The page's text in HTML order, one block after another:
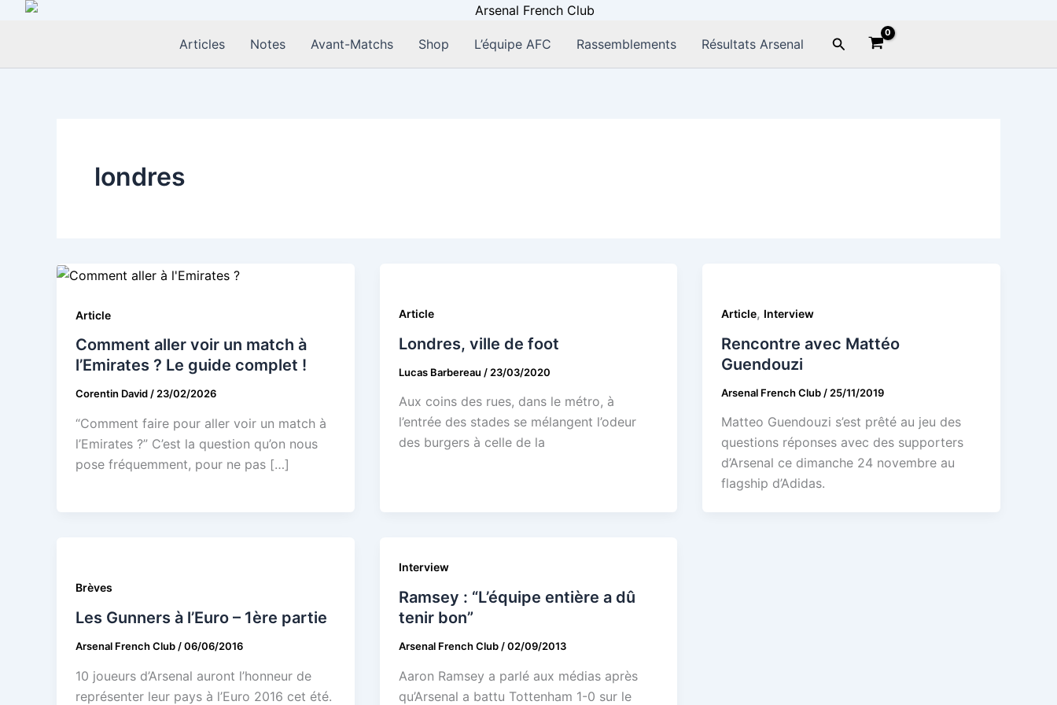
Aller
Articles Notes Avant-Matchs Shop L’équipe AFC Rassemblements Résultats Arsenal Rechercher
londres
Article
Comment aller voir un match à
l’Emirates ? Le guide complet !
Corentin David/23/02/2026
“Comment faire pour aller voir un match à
l’Emirates ?” C’est la question qu’on nous
pose fréquemment, pour ne pas […]
Article
Londres, ville de foot
Lucas Barbereau / 23/03/2020
Aux coins des rues, dans le métro, à
l’entrée des stades se mélangent l’odeur
des burgers à celle de la
Article, Interview
Rencontre avec Mattéo
Guendouzi
Arsenal French Club / 25/11/2019
Matteo Guendouzi s’est prêté au jeu des
questions réponses avec des supporters
d’Arsenal ce dimanche 24 novembre au
flagship d’Adidas.
Brèves
Les Gunners à l’Euro – 1ère partie
Arsenal French Club /06/06/2016
10 joueurs d’Arsenal auront l’honneur de
représenter leur pays à l’Euro 2016 cet été.
Interview
Ramsey : “L’équipe entière a dû
tenir bon”
Arsenal French Club /02/09/2013
Aaron Ramsey a parlé aux médias après
qu’Arsenal a battu Tottenham 1-0 sur le